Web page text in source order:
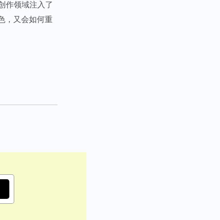
作领域注入了
，又会如何重